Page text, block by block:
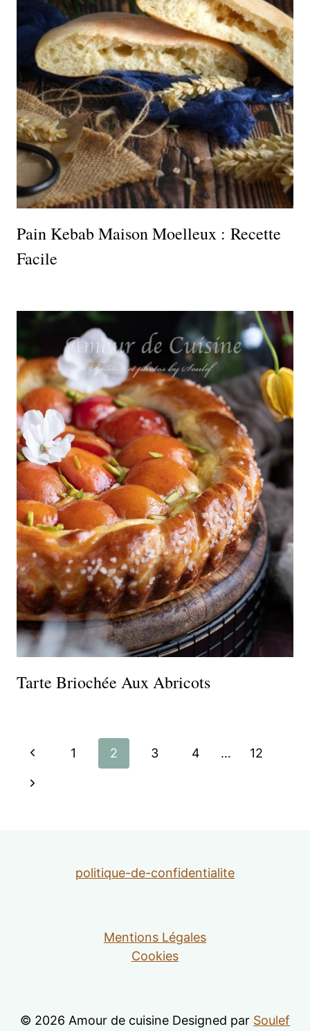
Pain Kebab Maison Moelleux : Recette
Facile
Tarte Briochée Aux Abricots
Navigation
de
Page
précédente
1 2 3 4 … 12
Page
politique-de-confidentialite
Mentions Légales
Cookies
© 2026 Amour de cuisine Designed par Soulef